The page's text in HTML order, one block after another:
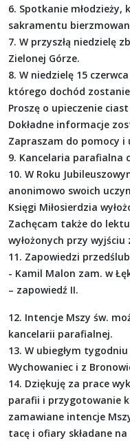
6. Spotkanie
sakramentu
7. W przyszłą niedzielę
Zielonej Górze.
8. W niedzielę 15
którego dochód
Proszę o upieczenie
Dokładne informacje
Zapraszam do pomocy i
9. Kancelaria parafialna
10. W Roku
anonimowo swoich
Księgi Miłosierdzia
Zachęcam także do
wyłożonych przy wyjściu
11. Zapowiedzi
- Kamil Malon zam. w
– zapowiedź II.
12. Intencje Mszy św.
kancelarii parafialnej.
13. W ubiegłym
Wychowaniec i z
14. Dziękuję za prace
parafii i przygotowanie
zamawiane intencje
tacę i ofiary składane